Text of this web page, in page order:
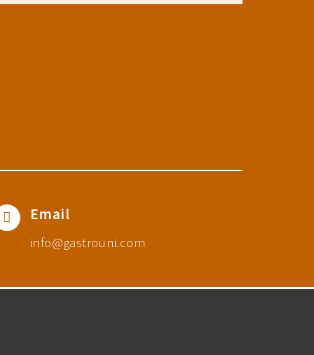
Email
info@gastrouni.com